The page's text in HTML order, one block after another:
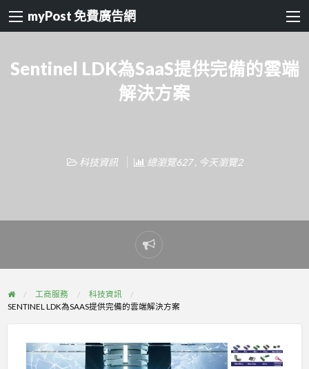
myPost 免費廣告網
Sentinel LDK為SaaS提供完備的雲端
解決方案
科技資訊 總瀏覽627 , 今天瀏覽2
Report
problem
工商服務
科技資訊
SENTINEL LDK為SAAS提供完備的雲端解決方案